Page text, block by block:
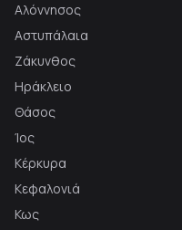
Αλόννησος
Αστυπάλαια
Ζάκυνθος
Ηράκλειο
Θάσος
Ίος
Κέρκυρα
Κεφαλονιά
Κως